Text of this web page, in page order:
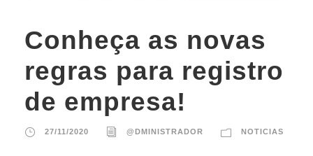
Conheça as novas
regras para registro
de empresa!
27/11/2020 @DMINISTRADOR NOTICIAS